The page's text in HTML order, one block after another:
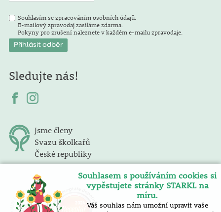
Souhlasím se zpracováním osobních údajů.
E-mailový zpravodaj zasíláme zdarma.
Pokyny pro zrušení naleznete v každém e-mailu zpravodaje.
Sledujte nás!
Jsme členy
Svazu školkařů
České republiky
Souhlasem s používáním cookies si
vypěstujete stránky STARKL na
míru.
Váš souhlas nám umožní upravit vaše